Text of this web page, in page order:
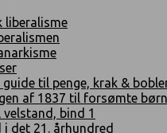
liberalisme
guide til penge, krak &
af 1837 til forsømte
velstand, bind 1
det 21. århundred